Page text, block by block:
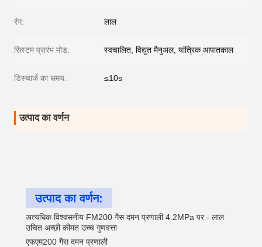
रंग: लाल
सिस्टम प्रारंभ मोड: स्वचालित, विद्युत मैनुअल, यांत्रिक आपातकाल
डिस्चार्ज का समय: ≤10s
उत्पाद का वर्णन
उत्पाद का वर्णन:
अत्यधिक विश्वसनीय FM200 गैस दमन प्रणाली 4.2MPa पर - लाल
उचित अच्छी कीमत उच्च गुणवत्ता
एफएम200 गैस दमन प्रणाली